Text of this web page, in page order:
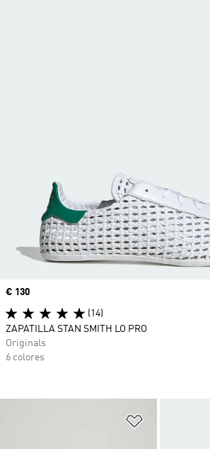
Precio
€ 130
(14)
ZAPATILLA STAN SMITH LO PRO
Originals
6 colores